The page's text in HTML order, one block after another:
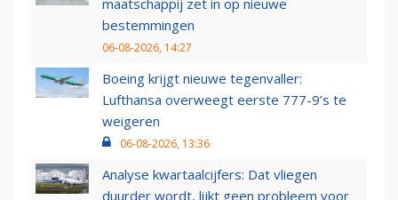
maatschappij zet in op nieuwe
bestemmingen
06-08-2026, 14:27
Boeing krijgt nieuwe tegenvaller:
Lufthansa overweegt eerste 777-9’s te
weigeren
06-08-2026, 13:36
Analyse kwartaalcijfers: Dat vliegen
duurder wordt, lijkt geen probleem voor